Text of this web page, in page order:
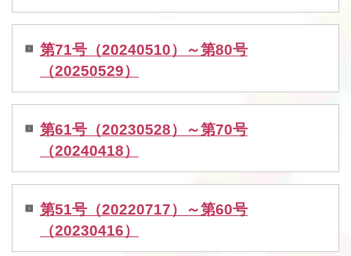
第71号（20240510）～第80号
（20250529）
第61号（20230528）～第70号
（20240418）
第51号（20220717）～第60号
（20230416）